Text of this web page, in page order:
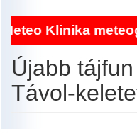
Újabb
Távol-